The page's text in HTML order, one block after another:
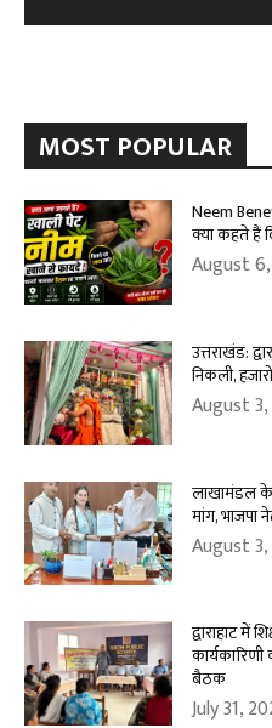
MOST POPULAR
Neem
क्या कहते हैं
August
उत्तराखंड:
निकली,
August
लाखामंडल के
मांग, भाजपा
August
द्वाराहाट में
बैठक
July 31,